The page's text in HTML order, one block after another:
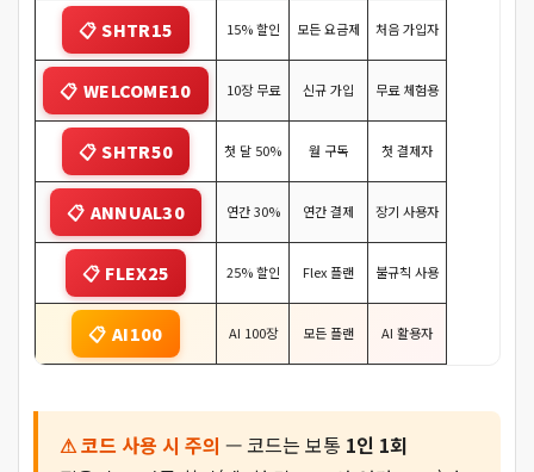
📋 SHTR15 15% 할인 모든 요금제 처음 가입자
📋 WELCOME10 10장 무료 신규 가입 무료 체험용
📋 SHTR50 첫 달 50% 월 구독 첫 결제자
📋 ANNUAL30 연간 30% 연간 결제 장기 사용자
📋 FLEX25 25% 할인 Flex 플랜 불규칙 사용
📋 AI100 AI 100장 모든 플랜 AI 활용자
⚠ 코드 사용 시 주의 — 코드는 보통 1인 1회